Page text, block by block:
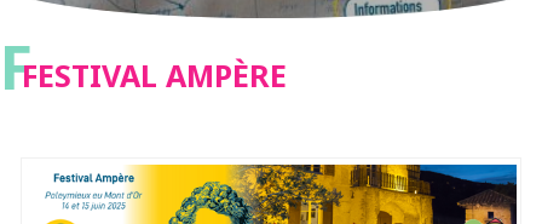
FFESTIVAL AMPÈRE